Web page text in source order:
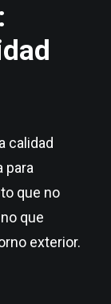
calidad
para
que no
que
exterior.